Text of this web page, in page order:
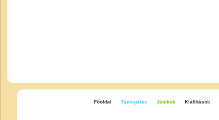
Főoldal Támogatás Játékok Kiállítások